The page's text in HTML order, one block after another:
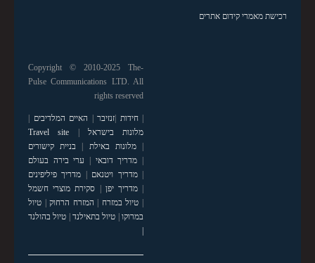
רכישת מאמרי קידום אתרים
Copyright © 2010-2025 The-
Pulse Communications LTD. All
rights reserved
|חידות זנזיבר האיים המלדיבים
מלונות בישראל
Travel site
|מלונות באילת
בניית קישורים
מדריך דובאי
ערי בירה בעולם
|מדריך ויטנאם
מדריך פיליפינים
|מדריך יפן
סקירת מוצרי חשמל
טיול במזרח המזרח הרחוק| טיול
במרוקו| טיול בתאילנד| טיול בהולנד